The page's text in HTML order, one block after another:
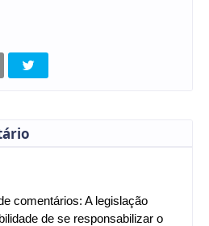
comentários: A legislação
de se responsabilizar o